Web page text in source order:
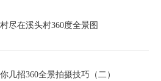
尽在溪头村360度全景图
几招360全景拍摄技巧（二）